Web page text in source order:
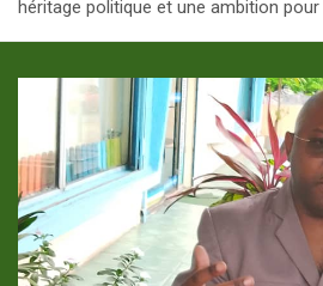
héritage politique et une ambition pour
p